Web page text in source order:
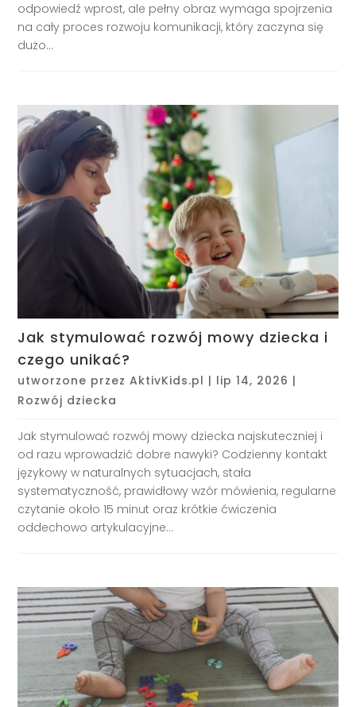
odpowiedź wprost, ale pełny obraz wymaga spojrzenia
na cały proces rozwoju komunikacji, który zaczyna się
dużo...
Jak stymulować rozwój mowy dziecka i
czego unikać?
utworzone przezAktivKids.pl | lip 14, 2026 |
Rozwój dziecka
Jak stymulować rozwój mowy dziecka najskuteczniej i
od razu wprowadzić dobre nawyki? Codzienny kontakt
językowy w naturalnych sytuacjach, stała
systematyczność, prawidłowy wzór mówienia, regularne
czytanie około 15 minut oraz krótkie ćwiczenia
oddechowo artykulacyjne...